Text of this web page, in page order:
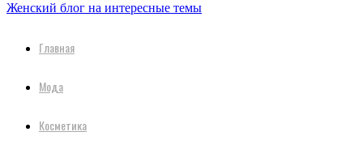
Женский блог на интересные темы
Главная
Мода
Косметика